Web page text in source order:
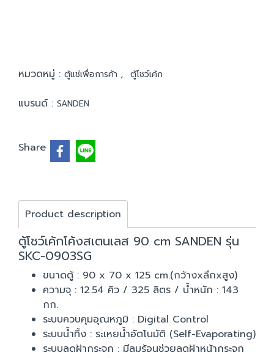
หมวดหมู่ : ตู้แช่เพื่อการค้า , ตู้โชว์เค้ก
แบรนด์ : SANDEN
Share
Product description
ตู้โชว์เค้กโค้งสเตนเลส 90 cm SANDEN รุ่น
SKC-0903SG
ขนาดตู้ : 90 x 70 x 125 cm.(กว้างxลึกxสูง)
ความจุ : 12.54 คิว / 325 ลิตร / น้ำหนัก : 143
กก.
ระบบควบคุมอุณหภูมิ : Digital Control
ระบบน้ำทิ้ง : ระเหยน้ำอัตโนมัติ (Self-Evaporating)
ระบบลดฝ้ากระจก : มีลมร้อนช่วยลดฝ้าหน้ากระจก